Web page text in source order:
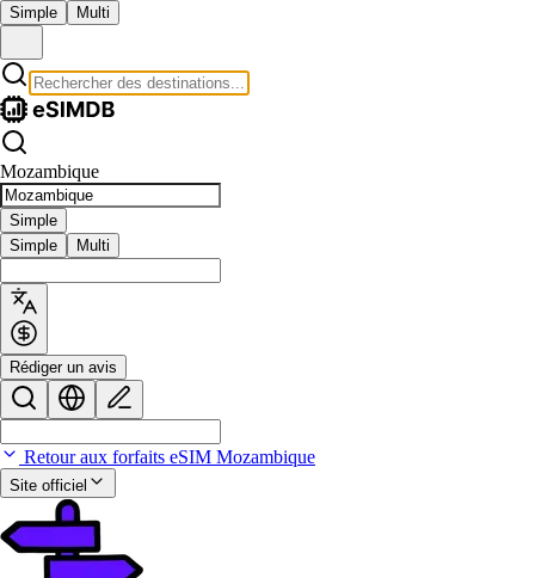
Simple Multi
Mozambique
Simple
Simple
Multi
Rédiger un avis
Retour aux forfaits eSIM Mozambique
Site officiel